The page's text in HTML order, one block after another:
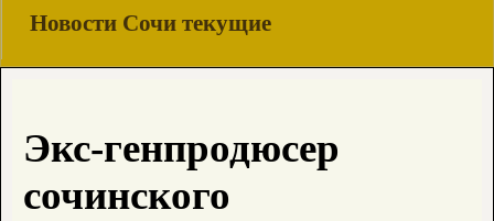
Новости Сочи текущие
Экс-генпродюсер
сочинского